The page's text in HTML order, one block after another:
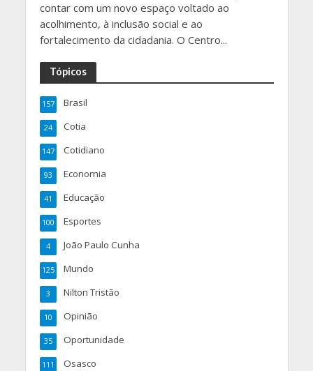
contar com um novo espaço voltado ao
acolhimento, à inclusão social e ao
fortalecimento da cidadania. O Centro...
Tópicos
Brasil
157
Cotia
24
Cotidiano
147
Economia
93
Educação
41
Esportes
100
João Paulo Cunha
4
Mundo
125
Nilton Tristão
3
Opinião
10
Oportunidade
35
Osasco
111